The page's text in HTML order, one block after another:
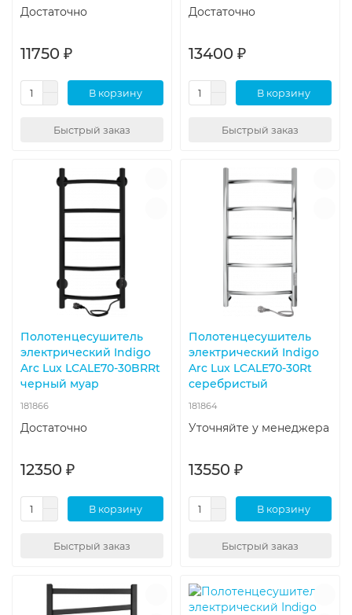
Достаточно
11750 ₽
В корзину
Быстрый заказ
Достаточно
13400 ₽
В корзину
Быстрый заказ
Полотенцесушитель
электрический Indigo
Arc Lux LCALE70-30BRRt
черный муар
181866
Достаточно
12350 ₽
В корзину
Быстрый заказ
Полотенцесушитель
электрический Indigo
Arc Lux LCALE70-30Rt
серебристый
181864
Уточняйте у менеджера
13550 ₽
В корзину
Быстрый заказ